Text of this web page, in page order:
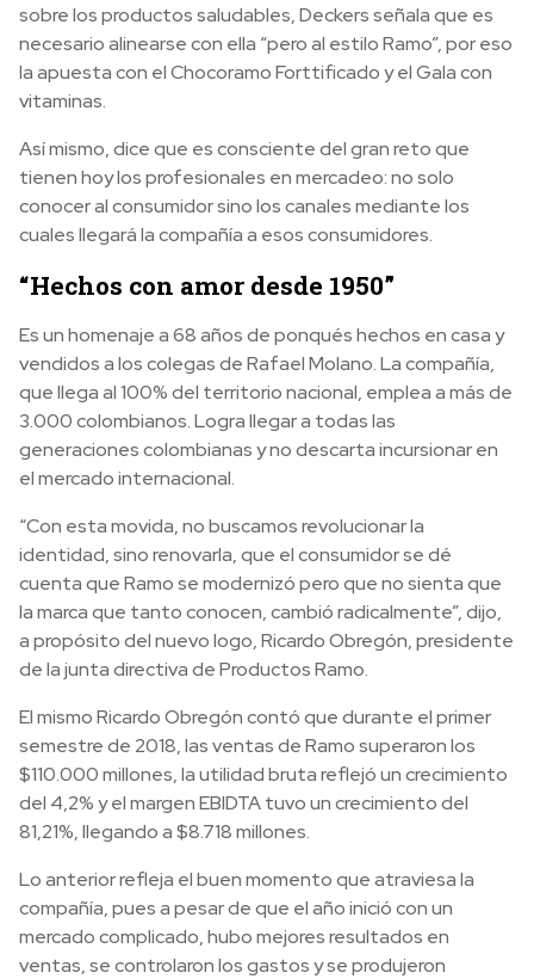
sobre los productos saludables, Deckers señala que es
necesario alinearse con ella “pero al estilo Ramo”, por eso
la apuesta con el Chocoramo Forttificado y el Gala con
vitaminas.
Así mismo, dice que es consciente del gran reto que
tienen hoy los profesionales en mercadeo: no solo
conocer al consumidor sino los canales mediante los
cuales llegará la compañía a esos consumidores.
“Hechos con amor desde 1950”
Es un homenaje a 68 años de ponqués hechos en casa y
vendidos a los colegas de Rafael Molano. La compañía,
que llega al 100% del territorio nacional, emplea a más de
3.000 colombianos. Logra llegar a todas las
generaciones colombianas y no descarta incursionar en
el mercado internacional.
“Con esta movida, no buscamos revolucionar la
identidad, sino renovarla, que el consumidor se dé
cuenta que Ramo se modernizó pero que no sienta que
la marca que tanto conocen, cambió radicalmente”, dijo,
a propósito del nuevo logo, Ricardo Obregón, presidente
de la junta directiva de Productos Ramo.
El mismo Ricardo Obregón contó que durante el primer
semestre de 2018, las ventas de Ramo superaron los
$110.000 millones, la utilidad bruta reflejó un crecimiento
del 4,2% y el margen EBIDTA tuvo un crecimiento del
81,21%, llegando a $8.718 millones.
Lo anterior refleja el buen momento que atraviesa la
compañía, pues a pesar de que el año inició con un
mercado complicado, hubo mejores resultados en
ventas, se controlaron los gastos y se produjeron